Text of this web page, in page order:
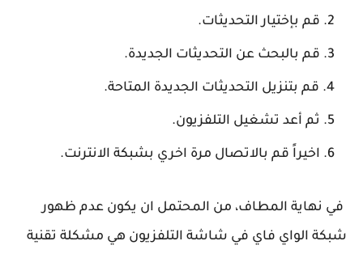
قم بإختيار التحديثات.
قم بالبحث عن التحديثات الجديدة.
قم بتنزيل التحديثات الجديدة المتاحة.
ثم أعد تشغيل التلفزيون.
اخيراً قم بالاتصال مرة اخري بشبكة الانترنت.
في نهاية المطاف، من المحتمل ان يكون عدم ظهور
شبكة الواي فاي في شاشة التلفزيون هي مشكلة تقنية